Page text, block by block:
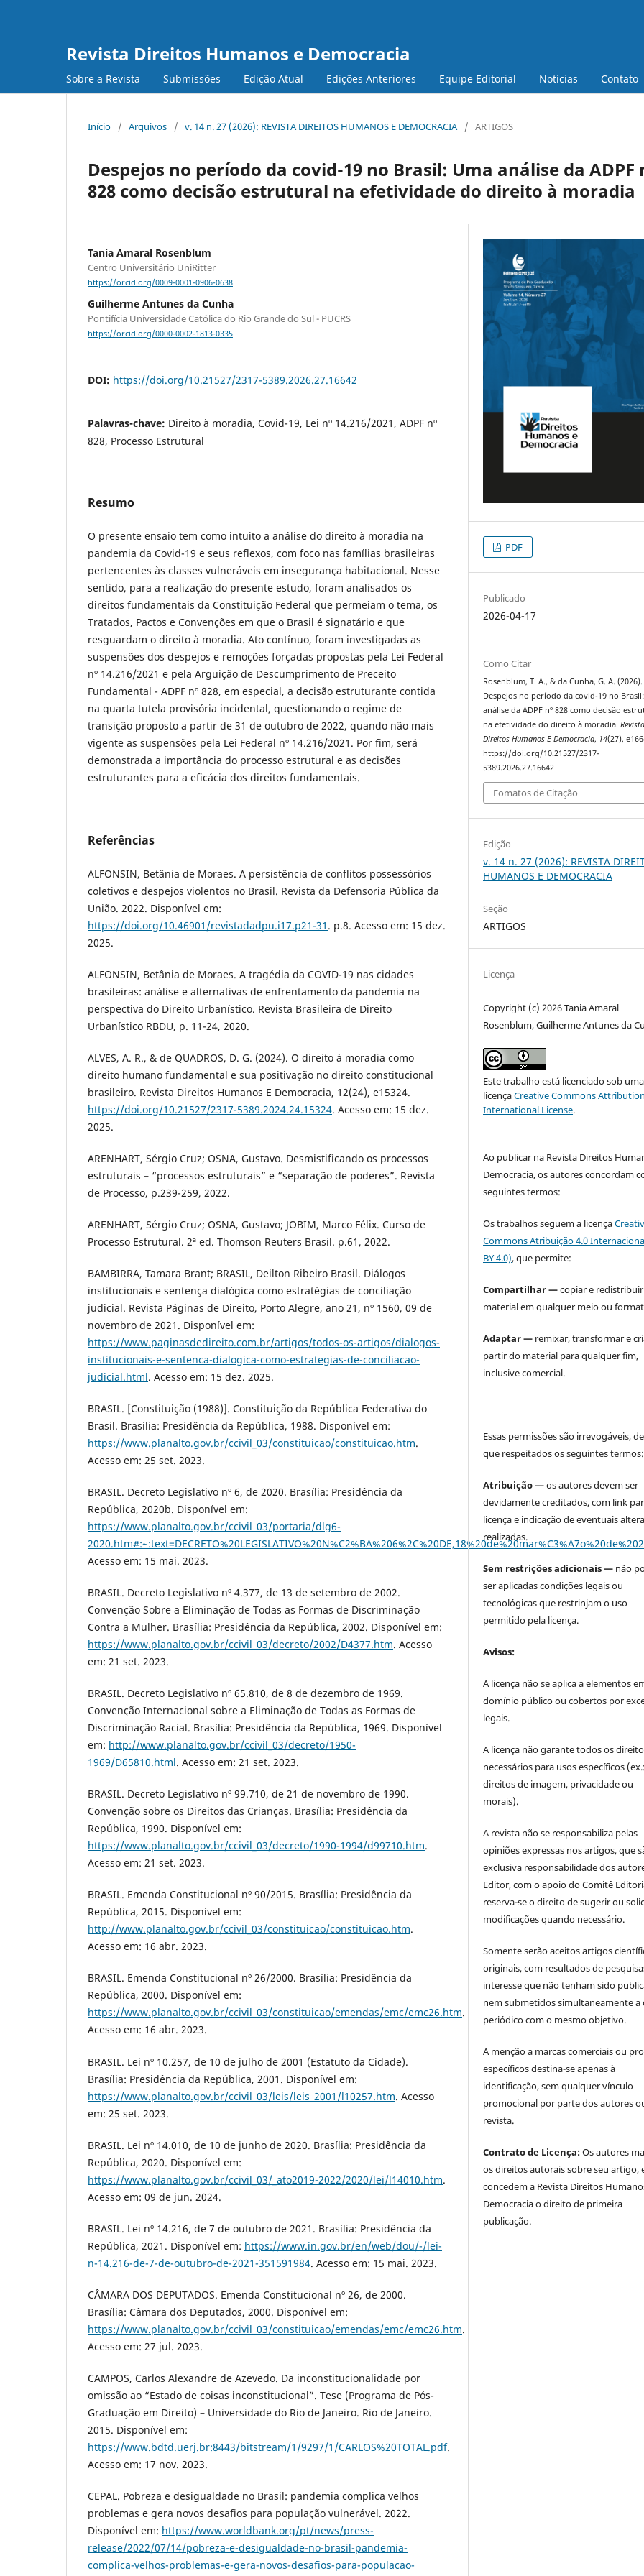
Revista Direitos Humanos e Democracia
Sobre a Revista Submissões Edição Atual Edições Anteriores Equipe Editorial Notícias Contato
Início / Arquivos / v. 14 n. 27 (2026): REVISTA DIREITOS HUMANOS E DEMOCRACIA / ARTIGOS
Despejos no período da covid-19 no Brasil: Uma análise da ADPF
828 como decisão estrutural na efetividade do direito à moradia
Tania Amaral Rosenblum
Centro Universitário UniRitter
https://orcid.org/0009-0001-0906-0638
Guilherme Antunes da Cunha
Pontifícia Universidade Católica do Rio Grande do Sul - PUCRS
https://orcid.org/0000-0002-1813-0335
DOI: https://doi.org/10.21527/2317-5389.2026.27.16642
Palavras-chave: Direito à moradia, Covid-19, Lei nº 14.216/2021, ADPF nº
828, Processo Estrutural
Resumo
O presente ensaio tem como intuito a análise do direito à moradia na
pandemia da Covid-19 e seus reflexos, com foco nas famílias brasileiras
pertencentes às classes vulneráveis em insegurança habitacional. Nesse
sentido, para a realização do presente estudo, foram analisados os
direitos fundamentais da Constituição Federal que permeiam o tema, os
Tratados, Pactos e Convenções em que o Brasil é signatário e que
resguardam o direito à moradia. Ato contínuo, foram investigadas as
suspensões dos despejos e remoções forçadas propostas pela Lei Federal
nº 14.216/2021 e pela Arguição de Descumprimento de Preceito
Fundamental - ADPF nº 828, em especial, a decisão estruturante contida
na quarta tutela provisória incidental, questionando o regime de
transição proposto a partir de 31 de outubro de 2022, quando não mais
vigente as suspensões pela Lei Federal nº 14.216/2021. Por fim, será
demonstrada a importância do processo estrutural e as decisões
estruturantes para a eficácia dos direitos fundamentais.
Referências
ALFONSIN, Betânia de Moraes. A persistência de conflitos possessórios
coletivos e despejos violentos no Brasil. Revista da Defensoria Pública da
União. 2022. Disponível em:
https://doi.org/10.46901/revistadadpu.i17.p21-31 . p.8. Acesso em: 15 dez.
2025.
ALFONSIN, Betânia de Moraes. A tragédia da COVID-19 nas cidades
brasileiras: análise e alternativas de enfrentamento da pandemia na
perspectiva do Direito Urbanístico. Revista Brasileira de Direito
Urbanístico RBDU, p. 11-24, 2020.
ALVES, A. R., & de QUADROS, D. G. (2024). O direito à moradia como
direito humano fundamental e sua positivação no direito constitucional
brasileiro. Revista Direitos Humanos E Democracia, 12(24), e15324.
https://doi.org/10.21527/2317-5389.2024.24.15324. Acesso em: 15 dez.
2025.
ARENHART, Sérgio Cruz; OSNA, Gustavo. Desmistificando os processos
estruturais – “processos estruturais” e “separação de poderes”. Revista
de Processo, p.239-259, 2022.
ARENHART, Sérgio Cruz; OSNA, Gustavo; JOBIM, Marco Félix. Curso de
Processo Estrutural. 2ª ed. Thomson Reuters Brasil. p.61, 2022.
BAMBIRRA, Tamara Brant; BRASIL, Deilton Ribeiro Brasil. Diálogos
institucionais e sentença dialógica como estratégias de conciliação
judicial. Revista Páginas de Direito, Porto Alegre, ano 21, nº 1560, 09 de
novembro de 2021. Disponível em:
https://www.paginasdedireito.com.br/artigos/todos-os-artigos/dialogos-
institucionais-e-sentenca-dialogica-como-estrategias-de-conciliacao-
judicial.html. Acesso em: 15 dez. 2025.
BRASIL. [Constituição (1988)]. Constituição da República Federativa do
Brasil. Brasília: Presidência da República, 1988. Disponível em:
https://www.planalto.gov.br/ccivil_03/constituicao/constituicao.htm.
Acesso em: 25 set. 2023.
BRASIL. Decreto Legislativo nº 6, de 2020. Brasília: Presidência da
República, 2020b. Disponível em:
https://www.planalto.gov.br/ccivil_03/portaria/dlg6-
Acesso em: 15 mai. 2023.
BRASIL. Decreto Legislativo nº 4.377, de 13 de setembro de 2002.
Convenção Sobre a Eliminação de Todas as Formas de Discriminação
Contra a Mulher. Brasília: Presidência da República, 2002. Disponível em:
https://www.planalto.gov.br/ccivil_03/decreto/2002/D4377.htm. Acesso
em: 21 set. 2023.
BRASIL. Decreto Legislativo nº 65.810, de 8 de dezembro de 1969.
Convenção Internacional sobre a Eliminação de Todas as Formas de
Discriminação Racial. Brasília: Presidência da República, 1969. Disponível
em: http://www.planalto.gov.br/ccivil_03/decreto/1950-
1969/D65810.html. Acesso em: 21 set. 2023.
BRASIL. Decreto Legislativo nº 99.710, de 21 de novembro de 1990.
Convenção sobre os Direitos das Crianças. Brasília: Presidência da
República, 1990. Disponível em:
https://www.planalto.gov.br/ccivil_03/decreto/1990-1994/d99710.htm.
Acesso em: 21 set. 2023.
BRASIL. Emenda Constitucional nº 90/2015. Brasília: Presidência da
República, 2015. Disponível em:
http://www.planalto.gov.br/ccivil_03/constituicao/constituicao.htm.
Acesso em: 16 abr. 2023.
BRASIL. Emenda Constitucional nº 26/2000. Brasília: Presidência da
República, 2000. Disponível em:
https://www.planalto.gov.br/ccivil_03/constituicao/emendas/emc/emc26.htm.
Acesso em: 16 abr. 2023.
BRASIL. Lei nº 10.257, de 10 de julho de 2001 (Estatuto da Cidade).
Brasília: Presidência da República, 2001. Disponível em:
https://www.planalto.gov.br/ccivil_03/leis/leis_2001/l10257.htm. Acesso
em: 25 set. 2023.
BRASIL. Lei nº 14.010, de 10 de junho de 2020. Brasília: Presidência da
República, 2020. Disponível em:
https://www.planalto.gov.br/ccivil_03/_ato2019-2022/2020/lei/l14010.htm.
Acesso em: 09 de jun. 2024.
BRASIL. Lei nº 14.216, de 7 de outubro de 2021. Brasília: Presidência da
República, 2021. Disponível em: https://www.in.gov.br/en/web/dou/-/lei-
n-14.216-de-7-de-outubro-de-2021-351591984. Acesso em: 15 mai. 2023.
CÂMARA DOS DEPUTADOS. Emenda Constitucional nº 26, de 2000.
Brasília: Câmara dos Deputados, 2000. Disponível em:
https://www.planalto.gov.br/ccivil_03/constituicao/emendas/emc/emc26.htm.
Acesso em: 27 jul. 2023.
CAMPOS, Carlos Alexandre de Azevedo. Da inconstitucionalidade por
omissão ao “Estado de coisas inconstitucional”. Tese (Programa de Pós-
Graduação em Direito) – Universidade do Rio de Janeiro. Rio de Janeiro.
2015. Disponível em:
https://www.bdtd.uerj.br:8443/bitstream/1/9297/1/CARLOS%20TOTAL.pdf.
Acesso em: 17 nov. 2023.
CEPAL. Pobreza e desigualdade no Brasil: pandemia complica velhos
problemas e gera novos desafios para população vulnerável. 2022.
Disponível em: https://www.worldbank.org/pt/news/press-
release/2022/07/14/pobreza-e-desigualdade-no-brasil-pandemia-
complica-velhos-problemas-e-gera-novos-desafios-para-populacao-
PDF
Publicado
2026-04-17
Como Citar
Rosenblum, T. A., & da Cunha, G. A. (2026).
Despejos no período da covid-19 no
análise da ADPF nº 828 como decisão
na efetividade do direito à moradia.Revista
Direitos Humanos E Democracia, 14(27),
https://doi.org/10.21527/2317-
5389.2026.27.16642
Fomatos de Citação
Edição
v. 14 n. 27 (2026): REVISTA
HUMANOS E DEMOCRACIA
Seção
ARTIGOS
Licença
Copyright (c) 2026 Tania Amaral
Rosenblum, Guilherme Antunes da
Este trabalho está licenciado sob uma
licençaCreative Commons
International License.
Ao publicar na Revista Direitos
Democracia, os autores concordam
seguintes termos:
Os trabalhos seguem a licença
Commons Atribuição 4.0
BY 4.0), que permite:
Compartilhar —copiar e
material em qualquer meio ou
Adaptar — remixar, transformar e
partir do material para qualquer fim,
inclusive comercial.
Essas permissões são irrevogáveis,
que respeitados os seguintes termos:
Atribuição— os autores devem ser
devidamente creditados, com link
licença e indicação de eventuais
realizadas.
Sem restrições adicionais — não
ser aplicadas condições legais ou
tecnológicas que restrinjam o uso
permitido pela licença.
Avisos:
A licença não se aplica a elementos
domínio público ou cobertos por
legais.
A licença não garante todos os
necessários para usos específicos (ex.:
direitos de imagem, privacidade ou
morais).
A revista não se responsabiliza pelas
opiniões expressas nos artigos, que
exclusiva responsabilidade dos
Editor, com o apoio do Comitê
reserva-se o direito de sugerir ou
modificações quando necessário.
Somente serão aceitos artigos
originais, com resultados de
interesse que não tenham sido
nem submetidos simultaneamente
periódico com o mesmo objetivo.
A menção a marcas comerciais ou
específicos destina-se apenas à
identificação, sem qualquer vínculo
promocional por parte dos autores
revista.
Contrato de Licença:Os autores
os direitos autorais sobre seu artigo,
concedem a Revista Direitos
Democracia o direito de primeira
publicação.